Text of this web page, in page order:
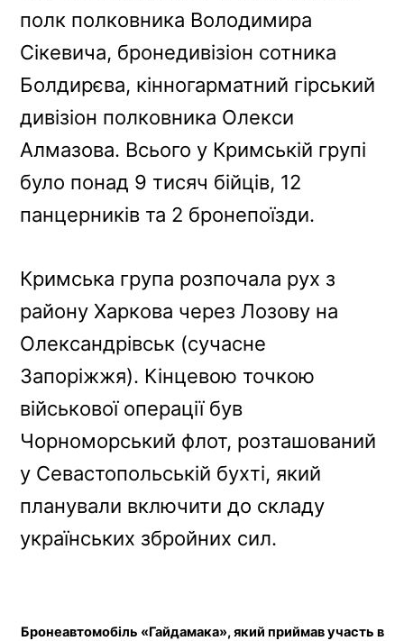
полк полковника Володимира
Сікевича, бронедивізіон сотника
Болдирєва, кінногарматний гірський
дивізіон полковника Олекси
Алмазова. Всього у Кримській групі
було понад 9 тисяч бійців, 12
панцерників та 2 бронепоїзди.
Кримська група розпочала рух з
району Харкова через Лозову на
Олександрівськ (сучасне
Запоріжжя). Кінцевою точкою
військової операції був
Чорноморський флот, розташований
у Севастопольській бухті, який
планували включити до складу
українських збройних сил.
Бронеавтомобіль «Гайдамака», який приймав участь в